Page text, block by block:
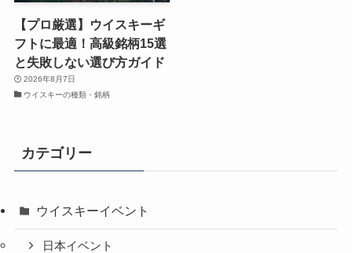
【プロ厳選】ウイスキーギ
フトに最適！高級銘柄15選
と失敗しない選び方ガイド
2026年8月7日
ウイスキーの種類・銘柄
カテゴリー
ウイスキーイベント
日本イベント